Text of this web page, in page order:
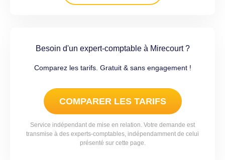
Besoin d'un expert-comptable à Mirecourt ?
Comparez les tarifs. Gratuit & sans engagement !
COMPARER LES TARIFS
Service indépendant de mise en relation. Votre demande est
transmise à des experts-comptables, indépendamment de celui
présenté sur cette page.